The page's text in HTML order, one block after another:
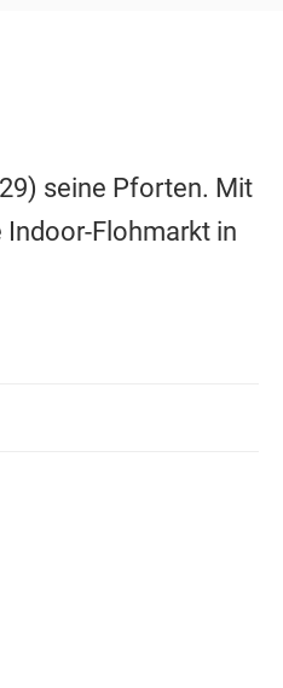
seine Pforten. Mit
Indoor-Flohmarkt in